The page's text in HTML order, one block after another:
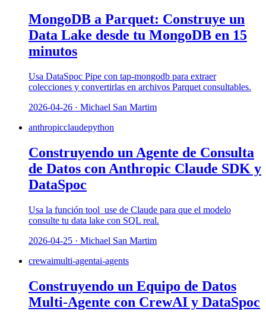
MongoDB a Parquet: Construye un
Data Lake desde tu MongoDB en 15
minutos
Usa DataSpoc Pipe con tap-mongodb para extraer
colecciones y convertirlas en archivos Parquet consultables.
2026-04-26 · Michael San Martim
anthropicclaudepython
Construyendo un Agente de Consulta
de Datos con Anthropic Claude SDK y
DataSpoc
Usa la función tool_use de Claude para que el modelo
consulte tu data lake con SQL real.
2026-04-25 · Michael San Martim
crewaimulti-agentai-agents
Construyendo un Equipo de Datos
Multi-Agente con CrewAI y DataSpoc